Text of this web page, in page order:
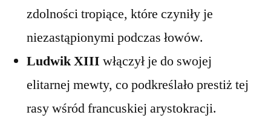
zdolności tropiące, które czyniły je
niezastąpionymi podczas łowów.
Ludwik XIII włączył je do swojej
elitarnej mewty, co podkreślało prestiż tej
rasy wśród francuskiej arystokracji.